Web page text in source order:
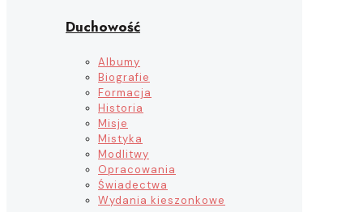
Duchowość
Albumy
Biografie
Formacja
Historia
Misje
Mistyka
Modlitwy
Opracowania
Świadectwa
Wydania kieszonkowe